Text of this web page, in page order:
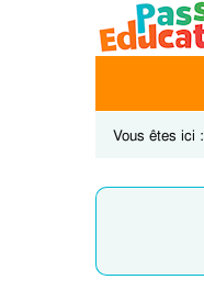
Vous êtes ici :